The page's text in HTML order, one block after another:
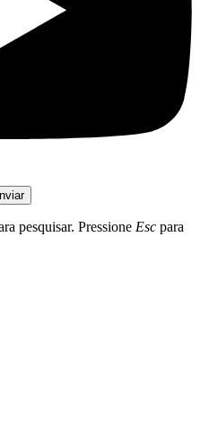
pesquisar. Pressione Esc para